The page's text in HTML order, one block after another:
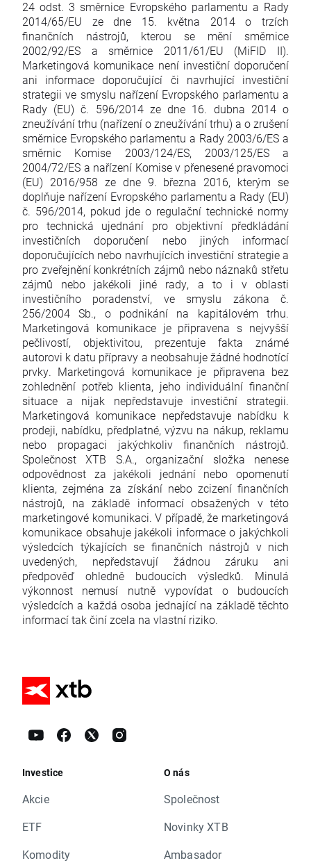
24 odst. 3 směrnice Evropského parlamentu a Rady
2014/65/EU ze dne 15. května 2014 o trzích
finančních nástrojů, kterou se mění směrnice
2002/92/ES a směrnice 2011/61/EU (MiFID II).
Marketingová komunikace není investiční doporučení
ani informace doporučující či navrhující investiční
strategii ve smyslu nařízení Evropského parlamentu a
Rady (EU) č. 596/2014 ze dne 16. dubna 2014 o
zneužívání trhu (nařízení o zneužívání trhu) a o zrušení
směrnice Evropského parlamentu a Rady 2003/6/ES a
směrnic Komise 2003/124/ES, 2003/125/ES a
2004/72/ES a nařízení Komise v přenesené pravomoci
(EU) 2016/958 ze dne 9. března 2016, kterým se
doplňuje nařízení Evropského parlamentu a Rady (EU)
č. 596/2014, pokud jde o regulační technické normy
pro technická ujednání pro objektivní předkládání
investičních doporučení nebo jiných informací
doporučujících nebo navrhujících investiční strategie a
pro zveřejnění konkrétních zájmů nebo náznaků střetu
zájmů nebo jakékoli jiné rady, a to i v oblasti
investičního poradenství, ve smyslu zákona č.
256/2004 Sb., o podnikání na kapitálovém trhu.
Marketingová komunikace je připravena s nejvyšší
pečlivostí, objektivitou, prezentuje fakta známé
autorovi k datu přípravy a neobsahuje žádné hodnotící
prvky. Marketingová komunikace je připravena bez
zohlednění potřeb klienta, jeho individuální finanční
situace a nijak nepředstavuje investiční strategii.
Marketingová komunikace nepředstavuje nabídku k
prodeji, nabídku, předplatné, výzvu na nákup, reklamu
nebo propagaci jakýchkoliv finančních nástrojů.
Společnost XTB S.A., organizační složka nenese
odpovědnost za jakékoli jednání nebo opomenutí
klienta, zejména za získání nebo zcizení finančních
nástrojů, na základě informací obsažených v této
marketingové komunikaci. V případě, že marketingová
komunikace obsahuje jakékoli informace o jakýchkoli
výsledcích týkajících se finančních nástrojů v nich
uvedených, nepředstavují žádnou záruku ani
předpověď ohledně budoucích výsledků. Minulá
výkonnost nemusí nutně vypovídat o budoucích
výsledcích a každá osoba jednající na základě těchto
informací tak činí zcela na vlastní riziko.
Investice
Akcie
ETF
Komodity
O nás
Společnost
Novinky XTB
Ambasador